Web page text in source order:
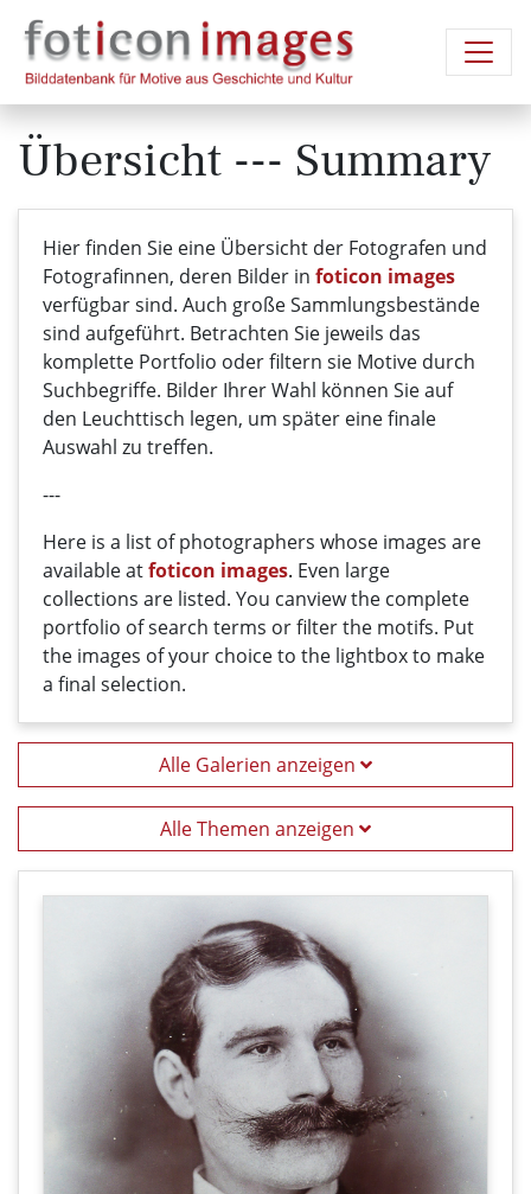
Übersicht --- Summary
Hier finden Sie eine Übersicht der Fotografen und
Fotografinnen, deren Bilder in foticon images
verfügbar sind. Auch große Sammlungsbestände
sind aufgeführt. Betrachten Sie jeweils das
komplette Portfolio oder filtern sie Motive durch
Suchbegriffe. Bilder Ihrer Wahl können Sie auf
den Leuchttisch legen, um später eine finale
Auswahl zu treffen.
---
Here is a list of photographers whose images are
availableatfoticon images. Even large
collections are listed. You canview the complete
portfolio ofsearch terms or filterthe motifs. Put
the images of your choiceto the lightboxto make
a final selection.
Alle Galerien anzeigen
Alle Themen anzeigen